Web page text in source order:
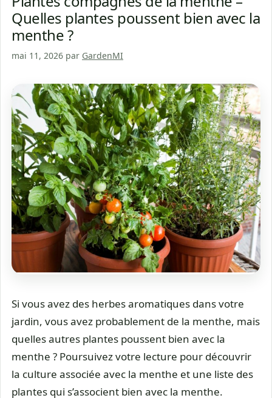
Quelles plantes poussent bien avec la
menthe ?
mai 11, 2026 par GardenMI
Si vous avez des herbes aromatiques dans votre
jardin, vous avez probablement de la menthe, mais
quelles autres plantes poussent bien avec la
menthe ? Poursuivez votre lecture pour découvrir
la culture associée avec la menthe et une liste des
plantes qui s’associent bien avec la menthe.